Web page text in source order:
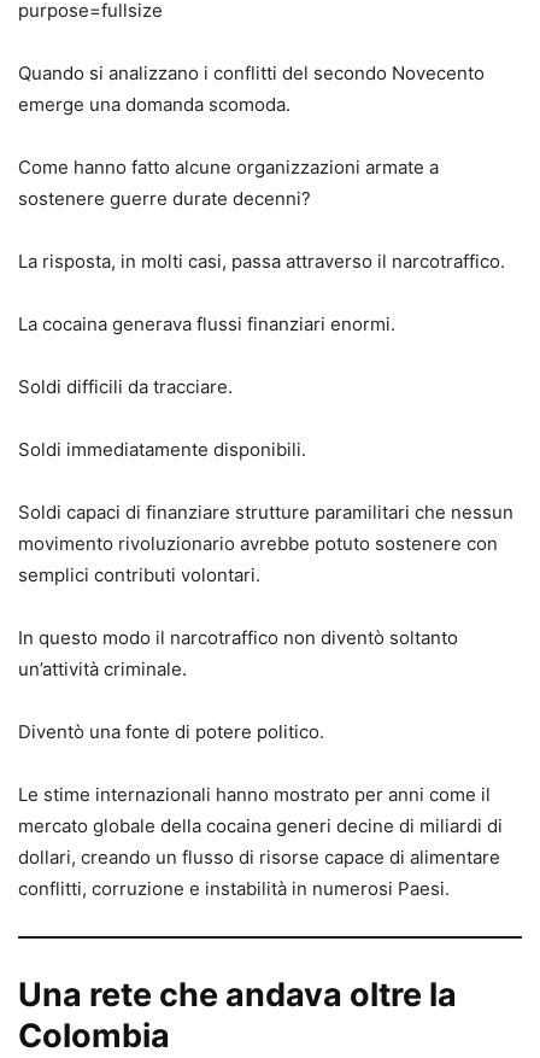
Quando si analizzano i conflitti del secondo Novecento
emerge una domanda scomoda.
Come hanno fatto alcune organizzazioni armate a
sostenere guerre durate decenni?
La risposta, in molti casi, passa attraverso il narcotraffico.
La cocaina generava flussi finanziari enormi.
Soldi difficili da tracciare.
Soldi immediatamente disponibili.
Soldi capaci di finanziare strutture paramilitari che nessun
movimento rivoluzionario avrebbe potuto sostenere con
semplici contributi volontari.
In questo modo il narcotraffico non diventò soltanto
un’attività criminale.
Diventò una fonte di potere politico.
Le stime internazionali hanno mostrato per anni come il
mercato globale della cocaina generi decine di miliardi di
dollari, creando un flusso di risorse capace di alimentare
conflitti, corruzione e instabilità in numerosi Paesi.
Una rete che andava oltre la
Colombia